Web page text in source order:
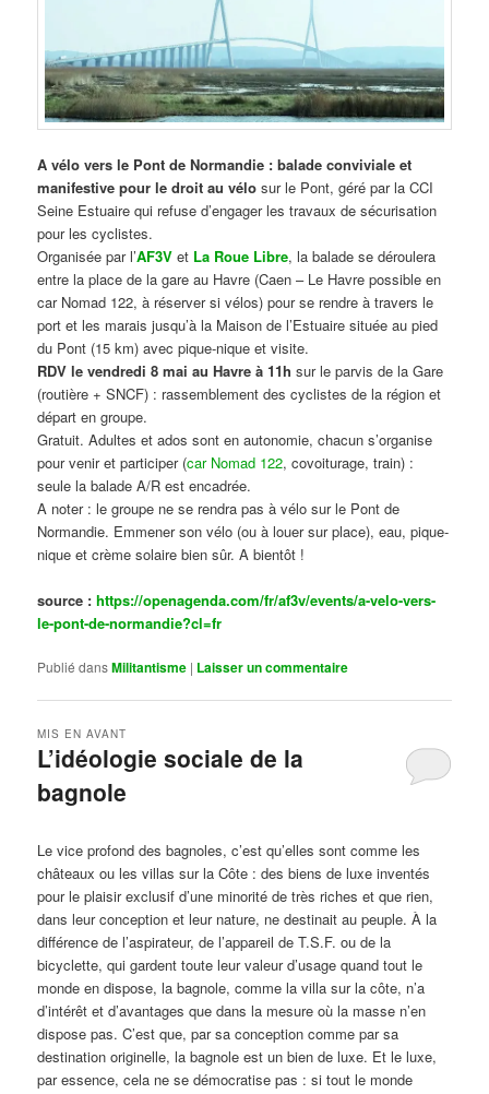
A vélo vers le Pont de Normandie : balade conviviale et
manifestive pour le droit au vélo sur le Pont, géré par la CCI
Seine Estuaire qui refuse d’engager les travaux de sécurisation
pour les cyclistes.
Organisée par l’AF3V et La Roue Libre, la balade se déroulera
entre la place de la gare au Havre (Caen – Le Havre possible en
car Nomad 122, à réserver si vélos) pour se rendre à travers le
port et les marais jusqu’à la Maison de l’Estuaire située au pied
du Pont (15 km) avec pique-nique et visite.
RDV le vendredi 8 mai au Havre à 11h sur le parvis de la Gare
(routière + SNCF) : rassemblement des cyclistes de la région et
départ en groupe.
Gratuit. Adultes et ados sont en autonomie, chacun s’organise
pour venir et participer (car Nomad 122, covoiturage, train) :
seule la balade A/R est encadrée.
A noter : le groupe ne se rendra pas à vélo sur le Pont de
Normandie. Emmener son vélo (ou à louer sur place), eau, pique-
nique et crème solaire bien sûr. A bientôt !
source :https://openagenda.com/fr/af3v/events/a-velo-vers-
le-pont-de-normandie?cl=fr
Publié dansMilitantisme | Laisser un commentaire
L’idéologie sociale de la
bagnole
MIS EN AVANT
Le vice profond des bagnoles, c’est qu’elles sont comme les
châteaux ou les villas sur la Côte : des biens de luxe inventés
pour le plaisir exclusif d’une minorité de très riches et que rien,
dans leur conception et leur nature, ne destinait au peuple. À la
différence de l’aspirateur, de l’appareil de T.S.F. ou de la
bicyclette, qui gardent toute leur valeur d’usage quand tout le
monde en dispose, la bagnole, comme la villa sur la côte, n’a
d’intérêt et d’avantages que dans la mesure où la masse n’en
dispose pas. C’est que, par sa conception comme par sa
destination originelle, la bagnole est un bien de luxe. Et le luxe,
par essence, cela ne se démocratise pas : si tout le monde